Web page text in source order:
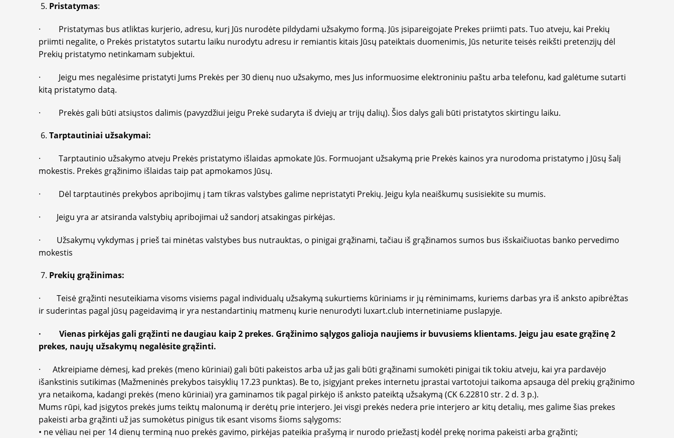
Pristatymas:
· Pristatymas bus atliktas kurjerio, adresu, kurį Jūs nurodėte pildydami užsakymo formą. Jūs įsipareigojate Prekes priimti pats. Tuo atveju, kai Prekių
priimti negalite, o Prekės pristatytos sutartu laiku nurodytu adresu ir remiantis kitais Jūsų pateiktais duomenimis, Jūs neturite teisės reikšti pretenzijų dėl
Prekių pristatymo netinkamam subjektui.
· Jeigu mes negalėsime pristatyti Jums Prekės per 30 dienų nuo užsakymo, mes Jus informuosime elektroniniu paštu arba telefonu, kad galėtume sutarti
kitą pristatymo datą.
· Prekės gali būti atsiųstos dalimis (pavyzdžiui jeigu Prekė sudaryta iš dviejų ar trijų dalių). Šios dalys gali būti pristatytos skirtingu laiku.
Tarptautiniai užsakymai:
· Tarptautinio užsakymo atveju Prekės pristatymo išlaidas apmokate Jūs. Formuojant užsakymą prie Prekės kainos yra nurodoma pristatymo į Jūsų šalį
mokestis. Prekės grąžinimo išlaidas taip pat apmokamos Jūsų.
· Dėl tarptautinės prekybos apribojimų į tam tikras valstybes galime nepristatyti Prekių. Jeigu kyla neaiškumų susisiekite su mumis.
· Jeigu yra ar atsiranda valstybių apribojimai už sandorį atsakingas pirkėjas.
· Užsakymų vykdymas į prieš tai minėtas valstybes bus nutrauktas, o pinigai grąžinami, tačiau iš grąžinamos sumos bus išskaičiuotas banko pervedimo
mokestis
Prekių grąžinimas:
· Teisė grąžinti nesuteikiama visoms visiems pagal individualų užsakymą sukurtiems kūriniams ir jų rėminimams, kuriems darbas yra iš anksto apibrėžtas
ir suderintas pagal jūsų pageidavimą ir yra nestandartinių matmenų kurie nenurodyti luxart.club internetiniame puslapyje.
· Vienas pirkėjas gali grąžinti ne daugiau kaip 2 prekes. Grąžinimo sąlygos galioja naujiems ir buvusiems klientams. Jeigu jau esate grąžinę 2
prekes, naujų užsakymų negalėsite grąžinti.
· Atkreipiame dėmesį, kad prekės (meno kūriniai) gali būti pakeistos arba už jas gali būti grąžinami sumokėti pinigai tik tokiu atveju, kai yra pardavėjo
išankstinis sutikimas (Mažmeninės prekybos taisyklių 17.23 punktas). Be to, įsigyjant prekes internetu įprastai vartotojui taikoma apsauga dėl prekių grąžinimo
yra netaikoma, kadangi prekės (meno kūriniai) yra gaminamos tik pagal pirkėjo iš anksto pateiktą užsakymą (CK 6.22810 str. 2 d. 3 p.).
Mums rūpi, kad įsigytos prekės jums teiktų malonumą ir derėtų prie interjero. Jei visgi prekės nedera prie interjero ar kitų detalių, mes galime šias prekes
pakeisti arba grąžinti už jas sumokėtus pinigus tik esant visoms šioms sąlygoms:
• ne vėliau nei per 14 dienų terminą nuo prekės gavimo, pirkėjas pateikia prašymą ir nurodo priežastį kodėl prekę norima pakeisti arba grąžinti;